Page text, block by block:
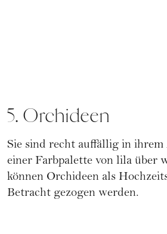
5. Orchideen
Sie sind recht auffällig in ihrem
einer Farbpalette von lila über
können Orchideen als
Betracht gezogen werden.